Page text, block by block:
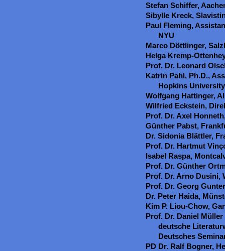
Stefan Schiffer,
Sibylle Kreck,
Paul Fleming,
NYU
Marco Döttlinger,
Helga Kremp-
Prof. Dr. Leonard
Katrin Pahl, Ph.D.,
Hopkins
Wolfgang Hattinger,
Wilfried Eckstein,
Prof. Dr. Axel
Günther Pabst,
Dr. Sidonia Blättler,
Prof. Dr. Hartmut
Isabel Raspa,
Prof. Dr. Günther
Prof. Dr. Arno Dusini,
Prof. Dr. Georg
Dr. Peter Haida,
Kim P. Liou-Chow,
Prof. Dr. Daniel
deutsche
Deutsches
PD Dr. Ralf Bogner,